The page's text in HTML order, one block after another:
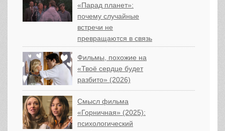
«Парад планет»:
почему случайные
встречи не
превращаются в связь
Фильмы, похожие на
«Твоё сердце будет
разбито» (2026)
Смысл фильма
«Горничная» (2025):
психологический